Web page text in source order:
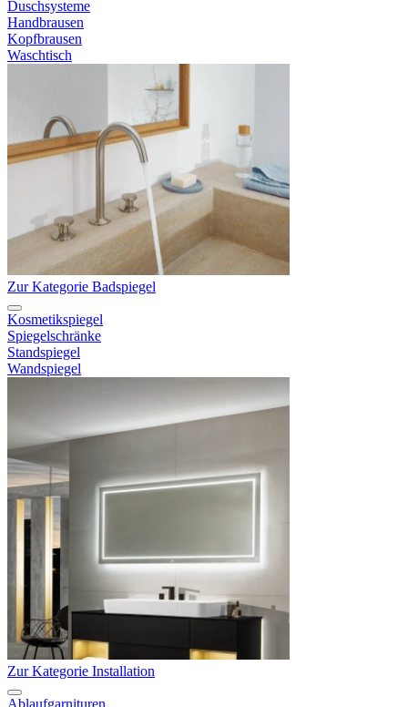
Duschsysteme
Handbrausen
Kopfbrausen
Waschtisch
Zur Kategorie Badspiegel
Kosmetikspiegel
Spiegelschränke
Standspiegel
Wandspiegel
Zur Kategorie Installation